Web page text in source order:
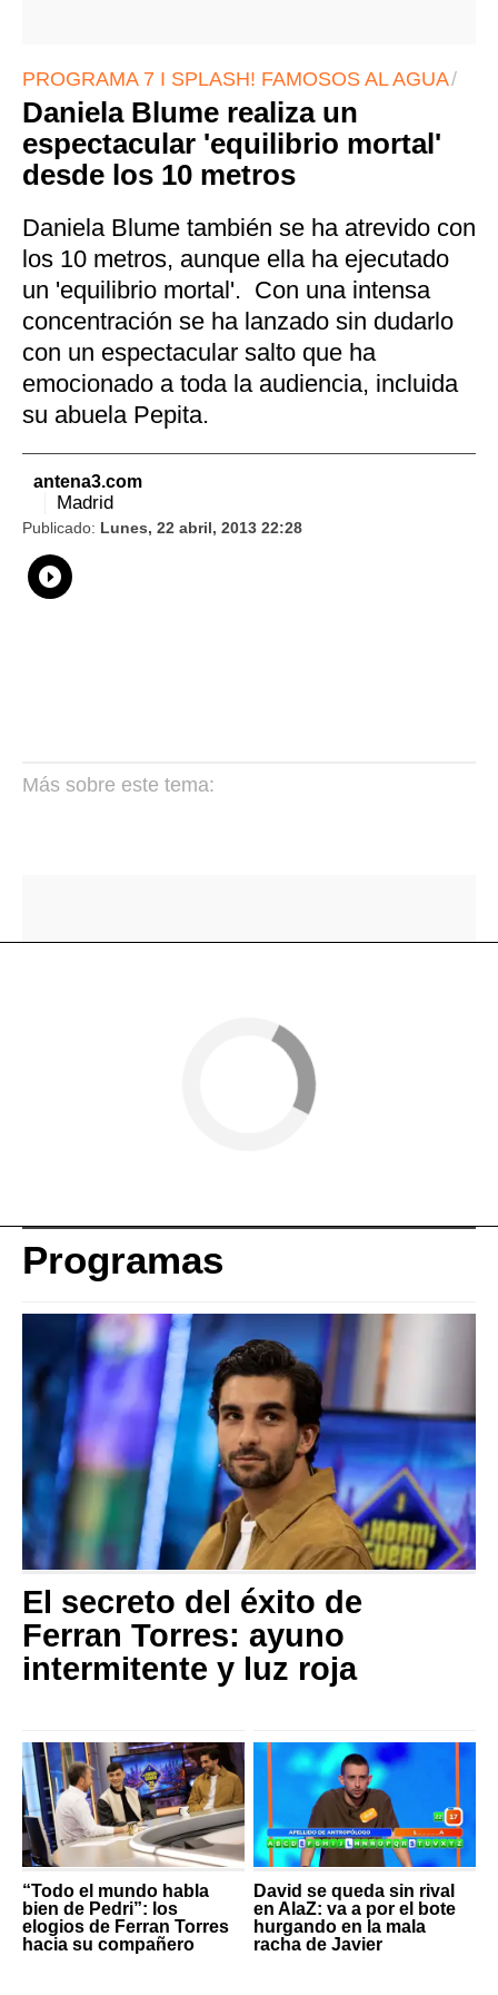
PROGRAMA 7 I SPLASH! FAMOSOS AL AGUA
Daniela Blume realiza un
espectacular 'equilibrio mortal'
desde los 10 metros
Daniela Blume también se ha atrevido con
los 10 metros, aunque ella ha ejecutado
un 'equilibrio mortal'. Con una intensa
concentración se ha lanzado sin dudarlo
con un espectacular salto que ha
emocionado a toda la audiencia, incluida
su abuela Pepita.
antena3.com
Madrid
Publicado: Lunes, 22 abril, 2013 22:28
Whatsapp
Compartir
Más sobre este tema:
Programas
El secreto del éxito de
Ferran Torres: ayuno
intermitente y luz roja
“Todo el mundo habla
bien de Pedri”: los
elogios de Ferran Torres
hacia su compañero
David se queda sin rival
en AlaZ: va a por el bote
hurgando en la mala
racha de Javier